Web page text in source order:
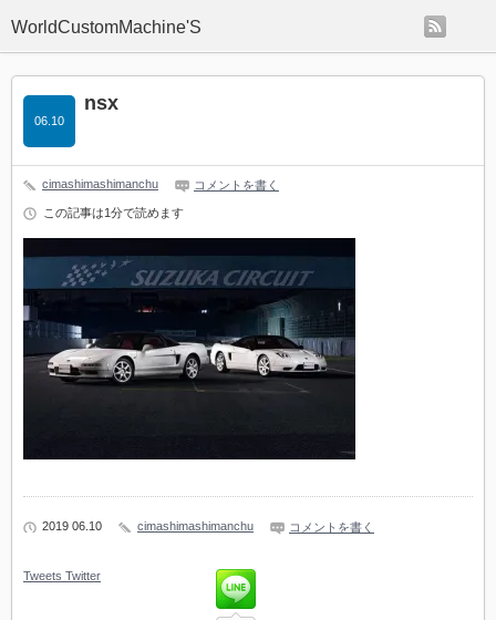
WorldCustomMachine'S
nsx
06.10
cimashimashimanchu コメントを書く
この記事は1分で読めます
2019 06.10 cimashimashimanchu コメントを書く
Tweets Twitter